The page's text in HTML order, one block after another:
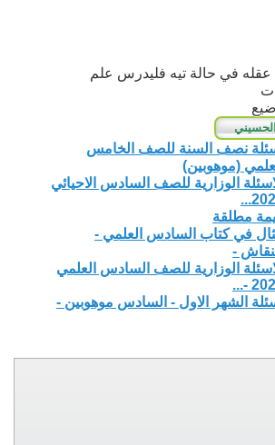
في حالة تيه فليدرس علم
نصف السنة للصف الخامس
(موهوبين)
الوزارية للصف السادس الاحيائي
مطلقة
في كتاب السادس العلمي -
-
الوزارية للصف السادس العلمي
2024
الشهر الاول - السادس موهوبين -